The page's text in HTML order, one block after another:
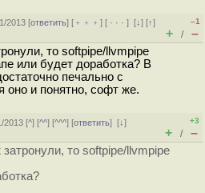
2013 [ответить] [ ﹢﹢﹢] [ · · ·][↓] [↑]
–1
+ / –
то softpipe/llvmpipe
или будет доработка? В
печально с
оно и понятно, софт же.
2013 [^] [^^] [^^^] [ответить][↓]
+3
+ / –
то softpipe/llvmpipe